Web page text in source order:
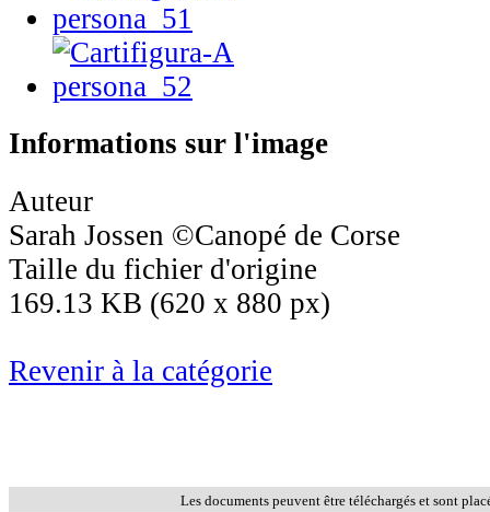
Informations sur l'image
Auteur
Sarah Jossen ©Canopé de Corse
Taille du fichier d'origine
169.13 KB (620 x 880 px)
Revenir à la catégorie
Les documents peuvent être téléchargés et sont